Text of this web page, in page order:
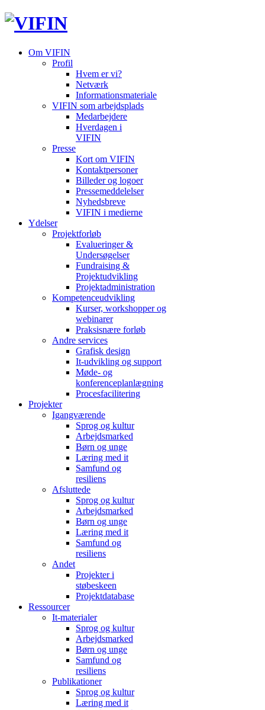
Om VIFIN
Profil
Hvem er vi?
Netværk
Informationsmateriale
VIFIN som arbejdsplads
Medarbejdere
Hverdagen i
VIFIN
Presse
Kort om VIFIN
Kontaktpersoner
Billeder og logoer
Pressemeddelelser
Nyhedsbreve
VIFIN i medierne
Ydelser
Projektforløb
Evalueringer &
Undersøgelser
Fundraising &
Projektudvikling
Projektadministration
Kompetenceudvikling
Kurser, workshopper og
webinarer
Praksisnære forløb
Andre services
Grafisk design
It-udvikling og support
Møde- og
konferenceplanlægning
Procesfacilitering
Projekter
Igangværende
Sprog og kultur
Arbejdsmarked
Børn og unge
Læring med it
Samfund og
resiliens
Afsluttede
Sprog og kultur
Arbejdsmarked
Børn og unge
Læring med it
Samfund og
resiliens
Andet
Projekter i
støbeskeen
Projektdatabase
Ressourcer
It-materialer
Sprog og kultur
Arbejdsmarked
Børn og unge
Samfund og
resiliens
Publikationer
Sprog og kultur
Læring med it